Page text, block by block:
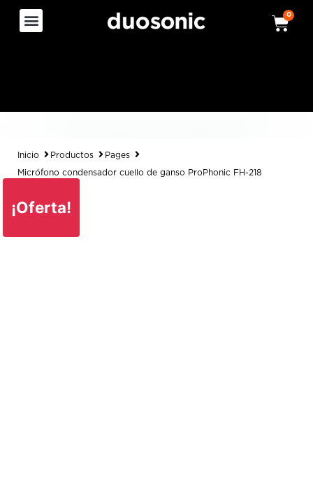
0
Inicio Productos Pages
Micrófono condensador cuello de ganso ProPhonic FH-218
¡Oferta!